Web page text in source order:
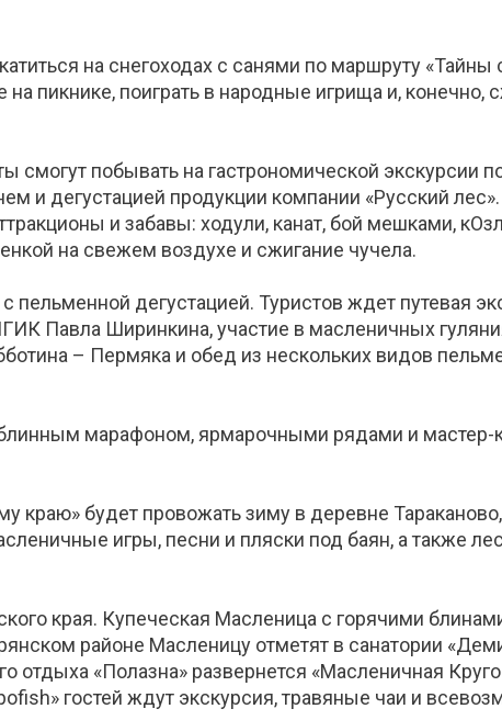
на снегоходах с санями по маршруту «Тайны
пикнике, поиграть в народные игрища и, конечно,
смогут побывать на гастрономической экскурсии
и дегустацией продукции компании «Русский
и забавы: ходули, канат, бой мешками,
на свежем воздухе и сжигание чучела.
дегустацией. Туристов ждет путевая
Павла Ширинкина, участие в масленичных
– Пермяка и обед из нескольких видов
марафоном, ярмарочными рядами и мастер-
будет провожать зиму в деревне Тараканово,
игры, песни и пляски под баян, а также
края. Купеческая Масленица с горячими
районе Масленицу отметят в санатории
отдыха «Полазна» развернется «Масленичная
гостей ждут экскурсия, травяные чаи и